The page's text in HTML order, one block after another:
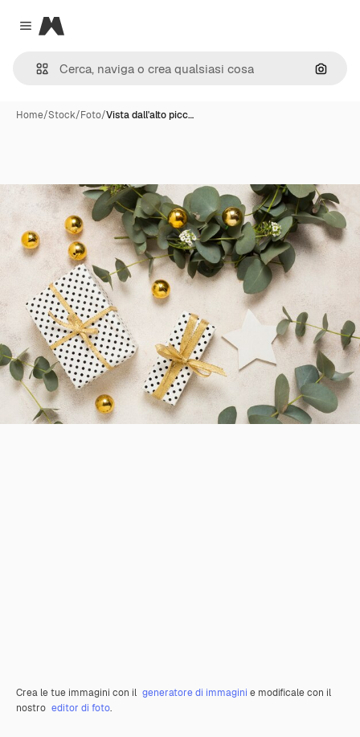
Close menu
Magnific
Cerca
Home/Stock/Foto/Vista dall'alto picc…
Crea le tue immagini con il generatore di immagini e modificale con il
nostro editor di foto.